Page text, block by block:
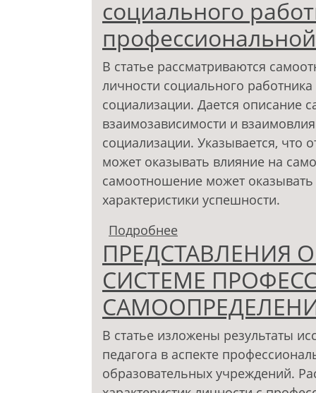
социального
В статье рассматриваются
личности социального
социализации. Дается описание
взаимозависимости и
социализации. Указывается, что
может оказывать влияние на
самоотношение может
характеристики успешности.
Подробнее
личности
социализации
ПРЕДСТАВЛЕНИЯ
СИСТЕМЕ
В статье изложены результаты
педагога в аспекте
образовательных учреждений.